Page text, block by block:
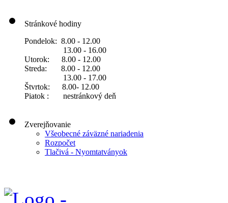
Stránkové hodiny
Pondelok: 8.00 - 12.00
13.00 - 16.00
Utorok: 8.00 - 12.00
Streda: 8.00 - 12.00
13.00 - 17.00
Štvrtok: 8.00- 12.00
Piatok : nestránkový deň
Zverejňovanie
Všeobecné záväzné nariadenia
Rozpočet
Tlačivá - Nyomtatványok